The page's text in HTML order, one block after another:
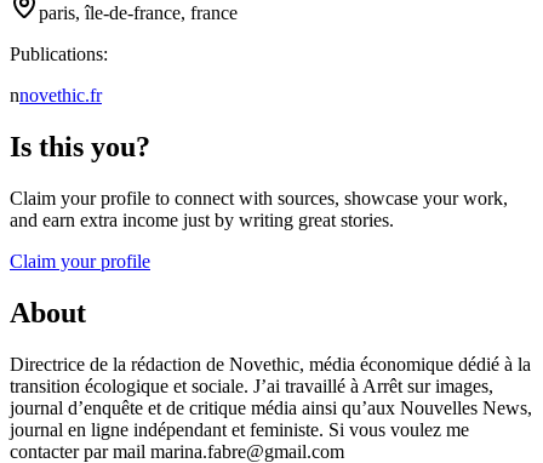
paris, île-de-france, france
Publications:
nnovethic.fr
Is this you?
Claim your profile to connect with sources, showcase your work,
and earn extra income just by writing great stories.
Claim your profile
About
Directrice de la rédaction de Novethic, média économique dédié à la
transition écologique et sociale. J’ai travaillé à Arrêt sur images,
journal d’enquête et de critique média ainsi qu’aux Nouvelles News,
journal en ligne indépendant et feministe. Si vous voulez me
contacter par mail marina.fabre@gmail.com